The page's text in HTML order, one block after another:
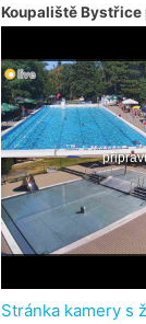
Koupaliště Bystřice
Stránka kamery s